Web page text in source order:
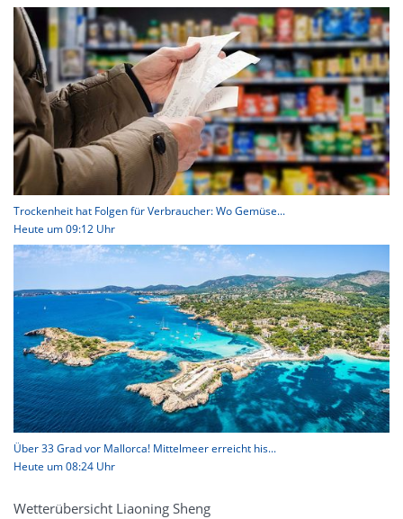
Trockenheit hat Folgen für Verbraucher: Wo Gemüse...
Heute um 09:12 Uhr
Über 33 Grad vor Mallorca! Mittelmeer erreicht his...
Heute um 08:24 Uhr
Wetterübersicht Liaoning Sheng